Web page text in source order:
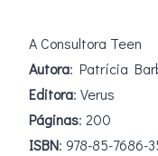
A Consultora Teen
Autora: Patrícia
Editora: Verus
Páginas: 200
ISBN: 978-85-7686-